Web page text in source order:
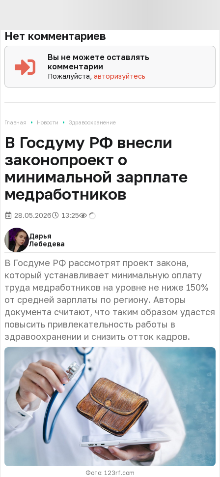
Нет комментариев
Вы не можете оставлять
комментарии
Пожалуйста,авторизуйтесь
Главная • Новости • Здравоохранение
В Госдуму РФ внесли
законопроект о
минимальной зарплате
медработников
28.05.2026 13:25
Дарья
Лебедева
В Госдуме РФ рассмотрят проект закона,
который устанавливает минимальную оплату
труда медработников на уровне не ниже 150%
от средней зарплаты по региону. Авторы
документа считают, что таким образом удастся
повысить привлекательность работы в
здравоохранении и снизить отток кадров.
Фото: 123rf.com